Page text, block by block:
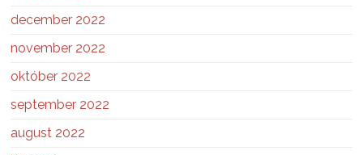
december 2022
november 2022
október 2022
september 2022
august 2022